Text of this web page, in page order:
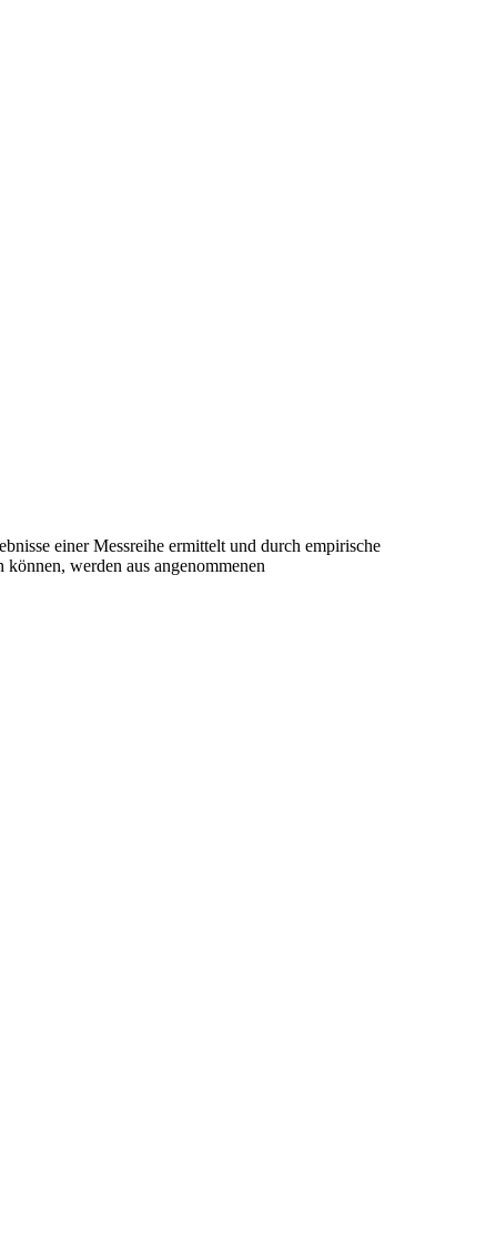
einer Messreihe ermittelt und durch empirische
werden aus angenommenen